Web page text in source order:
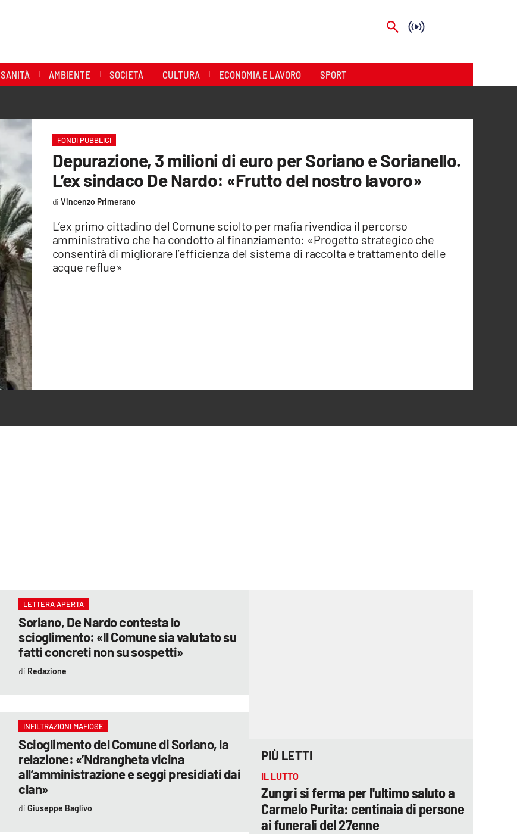
SANITÀ AMBIENTE SOCIETÀ CULTURA ECONOMIA E LAVORO SPORT
FONDI PUBBLICI
Depurazione, 3 milioni di euro per Soriano e Sorianello.
L’ex sindaco De Nardo: «Frutto del nostro lavoro»
L’ex primo cittadino del Comune sciolto per mafia rivendica il percorso
amministrativo che ha condotto al finanziamento: «Progetto strategico che
consentirà di migliorare l’efficienza del sistema di raccolta e trattamento delle
acque reflue»
Vincenzo Primerano
LETTERA APERTA
Soriano, De Nardo contesta lo
scioglimento: «Il Comune sia valutato su
fatti concreti non su sospetti»
Redazione
INFILTRAZIONI MAFIOSE
Scioglimento del Comune di Soriano, la
relazione: «’Ndrangheta vicina
all’amministrazione e seggi presidiati dai
clan»
Giuseppe Baglivo
PIÙ LETTI
IL LUTTO
Zungri si ferma per l'ultimo saluto a
Carmelo Purita: centinaia di persone
ai funerali del 27enne